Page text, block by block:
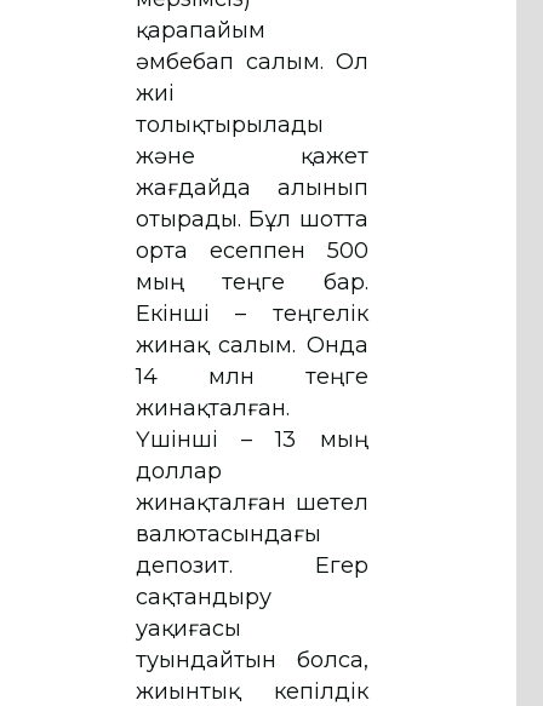
қарапайым
әмбебап салым. Ол
жиі
толықтырылады
және қажет
жағдайда алынып
отырады. Бұл шотта
орта есеппен 500
мың теңге бар.
Екінші – теңгелік
жинақ салым. Онда
14 млн теңге
жинақталған.
Үшінші – 13 мың
доллар
жинақталған шетел
валютасындағы
депозит. Егер
сақтандыру
уақиғасы
туындайтын болса,
жиынтық кепілдік